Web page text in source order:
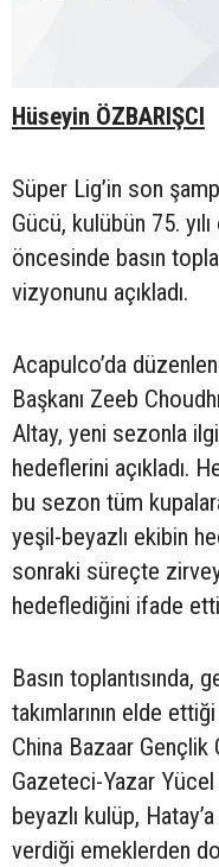
Hüseyin ÖZBARIŞCI
Süper Lig’in son
Gücü, kulübün 75.
öncesinde basın
vizyonunu açıkladı.
Acapulco’da
Başkanı Zeeb
Altay, yeni sezonla
hedeflerini açıkladı.
bu sezon tüm
yeşil-beyazlı ekibin
sonraki süreçte
hedeflediğini ifade
Basın toplantısında,
takımlarının elde
China Bazaar Gençlik
Gazeteci-Yazar Yücel
beyazlı kulüp,
verdiği emeklerden